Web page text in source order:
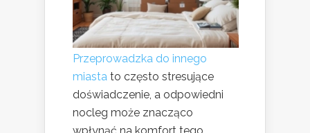
Przeprowadzka do innego
miasta to często stresujące
doświadczenie, a odpowiedni
nocleg może znacząco